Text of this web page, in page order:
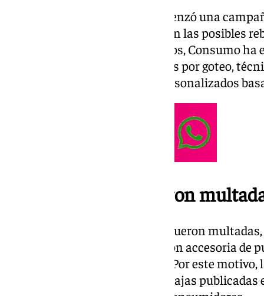
El Ministerio de Consumo comenzó una
vigilancia en la que se investigan las posibles
empresas. Entre otros resultados, Consumo
oscuros ilícitos como los precios por goteo,
precios dinámicos o precios personalizados
Cinco de ellas ya fueron
Cinco de las siete empresas ya fueron
económica se añade una sanción accesoria de
difunde el nombre de la marca. Por este
obligadas a retirar las falsas rebajas